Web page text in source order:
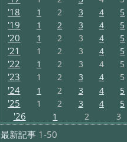
'18 1 2 3 4 5
'19 1 2 3 4 5
'20 1 2 3 4 5
'21 1 2 3 4 5
'22 1 2 3 4 5
'23 1 2 3 4 5
'24 1 2 3 4 5
'25 1 2 3 4 5
'26 1 2 3
最新記事1-50